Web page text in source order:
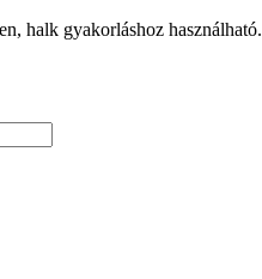
halk gyakorláshoz használható.